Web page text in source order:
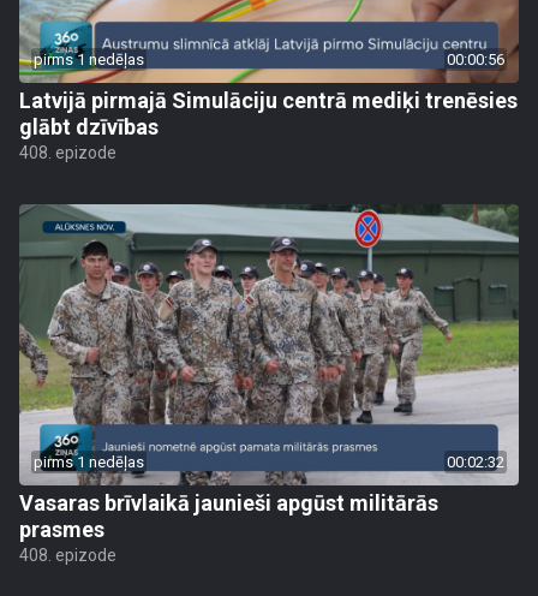
pirms 1 nedēļas 00:00:56
Latvijā pirmajā Simulāciju centrā mediķi trenēsies
glābt dzīvības
408. epizode
pirms 1 nedēļas 00:02:32
Vasaras brīvlaikā jaunieši apgūst militārās
prasmes
408. epizode